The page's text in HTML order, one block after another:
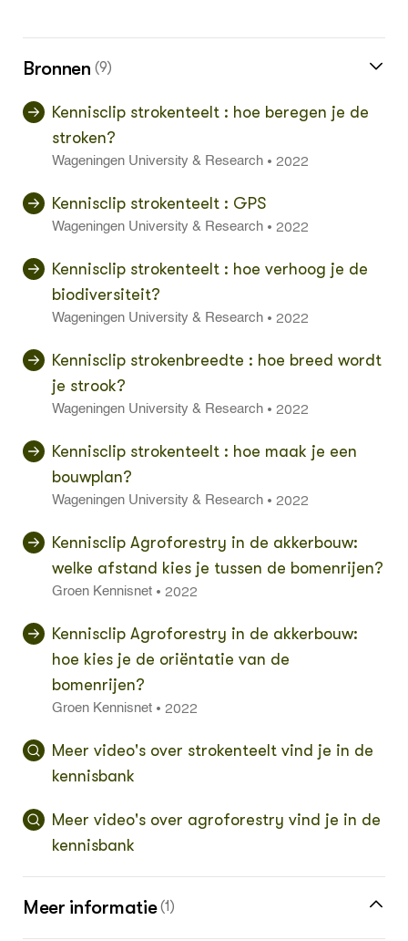
Bronnen (9)
Kennisclip strokenteelt : hoe beregen je de
stroken?
Wageningen University & Research• 2022
Kennisclip strokenteelt : GPS
Wageningen University & Research• 2022
Kennisclip strokenteelt : hoe verhoog je de
biodiversiteit?
Wageningen University & Research• 2022
Kennisclip strokenbreedte : hoe breed wordt
je strook?
Wageningen University & Research• 2022
Kennisclip strokenteelt : hoe maak je een
bouwplan?
Wageningen University & Research• 2022
Kennisclip Agroforestry in de akkerbouw:
welke afstand kies je tussen de bomenrijen?
Groen Kennisnet• 2022
Kennisclip Agroforestry in de akkerbouw:
hoe kies je de oriëntatie van de
bomenrijen?
Groen Kennisnet• 2022
Meer video's over strokenteelt vind je in de
kennisbank
Meer video's over agroforestry vind je in de
kennisbank
Meer informatie (1)